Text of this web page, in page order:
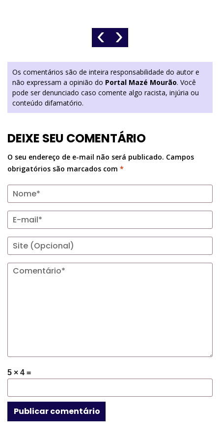
‹ ›
Os comentários são de inteira responsabilidade do autor e
não expressam a opinião do Portal Mazé Mourão. Você
pode ser denunciado caso comente algo racista, injúria ou
conteúdo difamatório.
DEIXE SEU COMENTÁRIO
O seu endereço de e-mail não será publicado. Campos
obrigatórios são marcados com *
5 × 4 =